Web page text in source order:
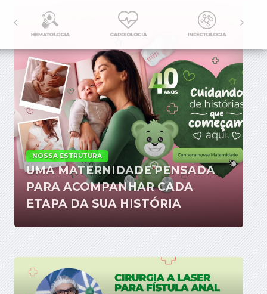
NOSSA ESTRUTURA
UMA MATERNIDADE PENSADA
PARA ACOMPANHAR CADA
ETAPA DA SUA HISTÓRIA